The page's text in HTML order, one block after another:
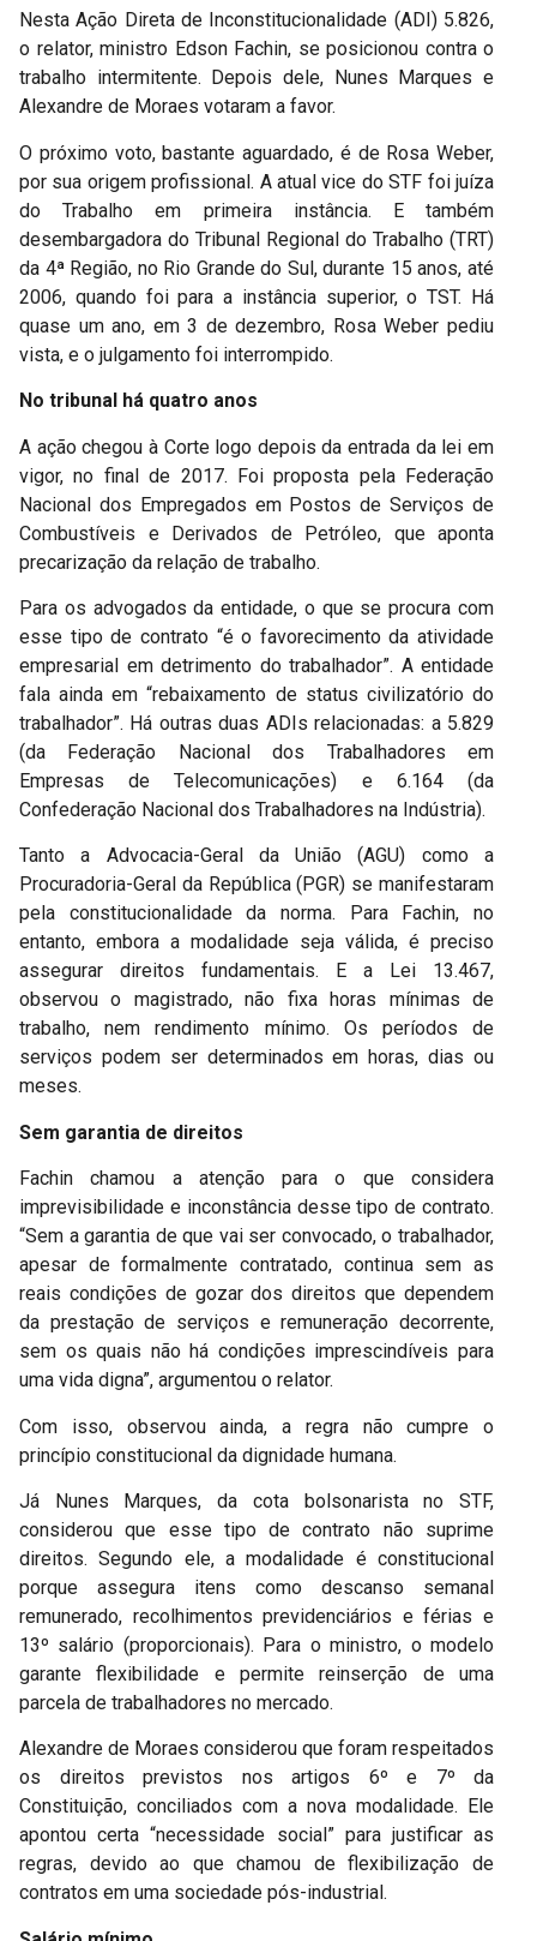
Nesta Ação Direta de Inconstitucionalidade (ADI) 5.826,
o relator, ministro Edson Fachin, se posicionou contra o
trabalho intermitente. Depois dele, Nunes Marques e
Alexandre de Moraes votaram a favor.
O próximo voto, bastante aguardado, é de Rosa Weber,
por sua origem profissional. A atual vice do STF foi juíza
do Trabalho em primeira instância. E também
desembargadora do Tribunal Regional do Trabalho (TRT)
da 4ª Região, no Rio Grande do Sul, durante 15 anos, até
2006, quando foi para a instância superior, o TST. Há
quase um ano, em 3 de dezembro, Rosa Weber pediu
vista, e o julgamento foi interrompido.
No tribunal há quatro anos
A ação chegou à Corte logo depois da entrada da lei em
vigor, no final de 2017. Foi proposta pela Federação
Nacional dos Empregados em Postos de Serviços de
Combustíveis e Derivados de Petróleo, que aponta
precarização da relação de trabalho.
Para os advogados da entidade, o que se procura com
esse tipo de contrato “é o favorecimento da atividade
empresarial em detrimento do trabalhador”. A entidade
fala ainda em “rebaixamento de status civilizatório do
trabalhador”. Há outras duas ADIs relacionadas: a 5.829
(da Federação Nacional dos Trabalhadores em
Empresas de Telecomunicações) e 6.164 (da
Confederação Nacional dos Trabalhadores na Indústria).
Tanto a Advocacia-Geral da União (AGU) como a
Procuradoria-Geral da República (PGR) se manifestaram
pela constitucionalidade da norma. Para Fachin, no
entanto, embora a modalidade seja válida, é preciso
assegurar direitos fundamentais. E a Lei 13.467,
observou o magistrado, não fixa horas mínimas de
trabalho, nem rendimento mínimo. Os períodos de
serviços podem ser determinados em horas, dias ou
meses.
Sem garantia de direitos
Fachin chamou a atenção para o que considera
imprevisibilidade e inconstância desse tipo de contrato.
“Sem a garantia de que vai ser convocado, o trabalhador,
apesar de formalmente contratado, continua sem as
reais condições de gozar dos direitos que dependem
da prestação de serviços e remuneração decorrente,
sem os quais não há condições imprescindíveis para
uma vida digna”, argumentou o relator.
Com isso, observou ainda, a regra não cumpre o
princípio constitucional da dignidade humana.
Já Nunes Marques, da cota bolsonarista no STF,
considerou que esse tipo de contrato não suprime
direitos. Segundo ele, a modalidade é constitucional
porque assegura itens como descanso semanal
remunerado, recolhimentos previdenciários e férias e
13º salário (proporcionais). Para o ministro, o modelo
garante flexibilidade e permite reinserção de uma
parcela de trabalhadores no mercado.
Alexandre de Moraes considerou que foram respeitados
os direitos previstos nos artigos 6º e 7º da
Constituição, conciliados com a nova modalidade. Ele
apontou certa “necessidade social” para justificar as
regras, devido ao que chamou de flexibilização de
contratos em uma sociedade pós-industrial.